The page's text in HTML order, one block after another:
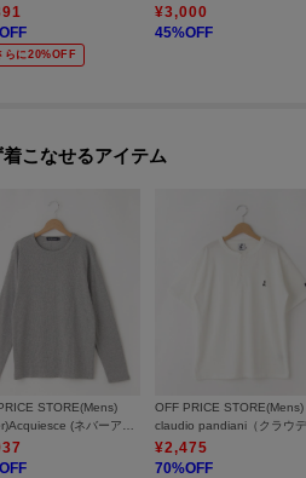
らに20%OFF
¥3,000
45%OFF
こなせるアイテム
STORE(Mens)
OFF PRICE STORE(Mens)
¥2,475
70%OFF